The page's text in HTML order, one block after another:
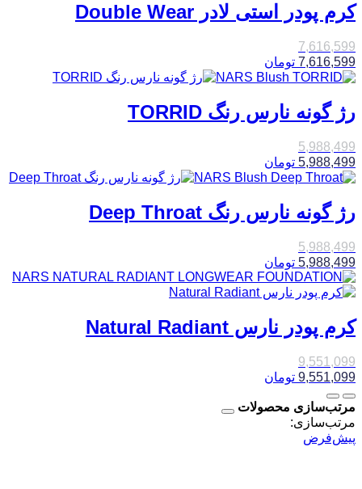
کرم پودر استی لادر Double Wear
7,616,599
7,616,599 تومان
رژ گونه نارس رنگ TORRID
5,988,499
5,988,499 تومان
رژ گونه نارس رنگ Deep Throat
5,988,499
5,988,499 تومان
کرم پودر نارس Natural Radiant
9,551,099
9,551,099 تومان
مرتب‌سازی محصولات
مرتب‌سازی:
پیش‌فرض